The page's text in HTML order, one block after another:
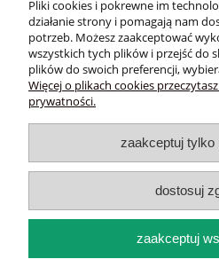
Płatności i
Sklep trychologiczny online -
535/154, 32-020 Wieliczka | NIP:
wlosyizdrowie.eu@gmail.com|
pokaż pełną
Sklep
Pliki cookies i pokrewne im
działanie strony i pomagają nam
potrzeb. Możesz zaakceptować
wszystkich tych plików i przejść do
plików do swoich preferencji,
Więcej o plikach cookies
prywatności.
zaakceptuj tylko
dostosuj
zaakceptuj